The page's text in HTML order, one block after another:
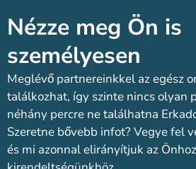
Nézze meg Ön is
személyesen​
Meglévő partnereinkkel az egész
találkozhat, így szinte nincs olyan
néhány percre ne találhatna
Szeretne bővebb infot? Vegye fel
és mi azonnal elirányítjuk az